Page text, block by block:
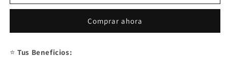
de
Pro
(AppScript
de
2025
Pro
(AppScript
Comprar ahora
⭐Tus Beneficios: